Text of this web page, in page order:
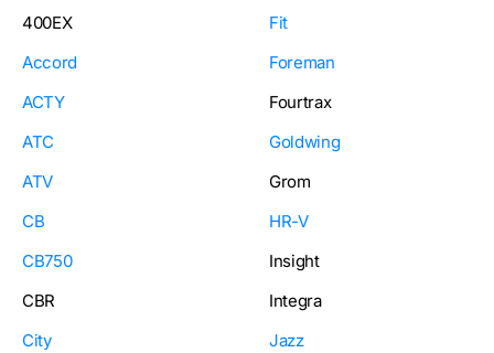
400EX
Accord
ACTY
ATC
ATV
CB
CB750
CBR
City
Fit
Foreman
Fourtrax
Goldwing
Grom
HR-V
Insight
Integra
Jazz